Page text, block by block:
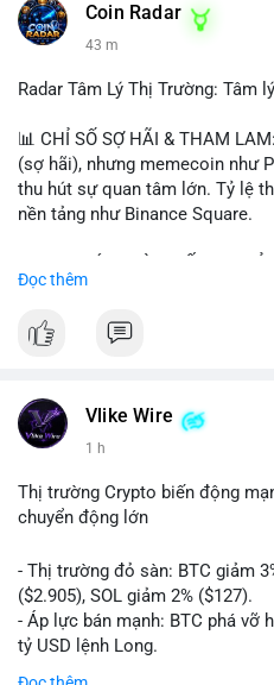
Coin Radar
43 m
Radar Tâm Lý Thị Trường: Tâm
📊 CHỈ SỐ SỢ HÃI & THAM
(sợ hãi), nhưng memecoin như
thu hút sự quan tâm lớn. Tỷ lệ
nền tảng như Binance Square.
CASHCAT, SUI, TAO xuất hiện
hấp dẫn. Bàn tán về SPCX và
SAGA", "short SPCX", và "đã
đăng Binance Square). Tin tức
BNB Smart Chain.
Sợ hãi do chỉ số thấp nhưng
tích cực (BTC ETF, SKR) tạo áp
SPCX và SAGA vẫn cao. Cần
"short" theo chiến lược cá nhân.
Đọc thêm
Vlike Wire
1 h
Thị trường Crypto biến động
chuyển động lớn
- Thị trường đỏ sàn: BTC giảm
($2.905), SOL giảm 2% ($127).
- Áp lực bán mạnh: BTC phá vỡ
tỷ USD lệnh Long.
- Tin tức quan trọng: Trump